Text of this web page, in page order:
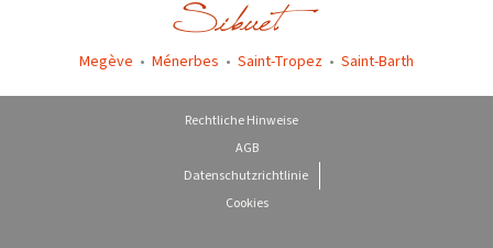
Megève • Ménerbes • Saint-Tropez • Saint-Barth
Rechtliche Hinweise
AGB
Datenschutzrichtlinie
Cookies